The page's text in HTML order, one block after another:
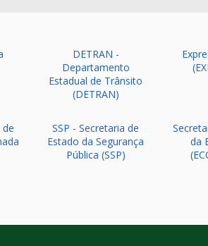
DETRAN -
Departamento
Estadual de Trânsito
(DETRAN)
de
SSP - Secretaria de
Estado da Segurança
Pública (SSP)
da